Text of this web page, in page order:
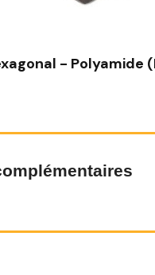
- Polyamide